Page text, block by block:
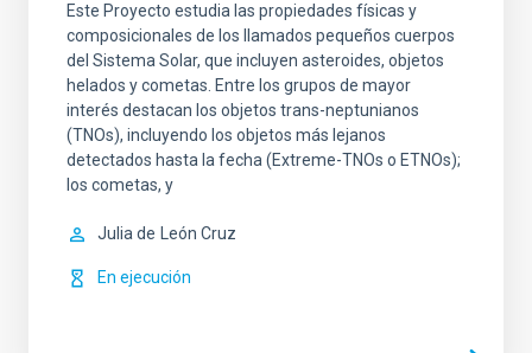
Este Proyecto estudia las propiedades físicas y
composicionales de los llamados pequeños cuerpos
del Sistema Solar, que incluyen asteroides, objetos
helados y cometas. Entre los grupos de mayor
interés destacan los objetos trans-neptunianos
(TNOs), incluyendo los objetos más lejanos
detectados hasta la fecha (Extreme-TNOs o ETNOs);
los cometas, y
Julia de León Cruz
En ejecución